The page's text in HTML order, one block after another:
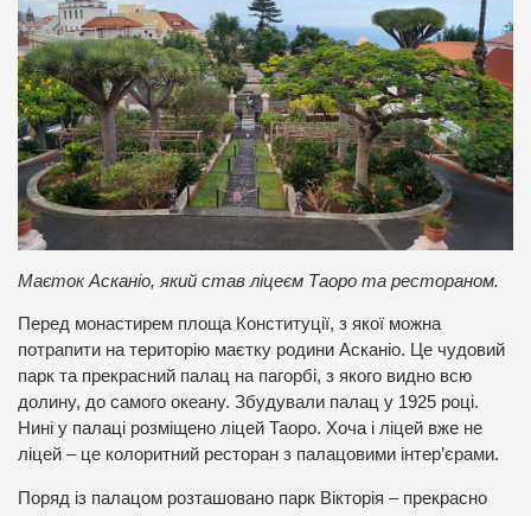
Маєток Асканіо, який став ліцеєм Таоро та рестораном.
Перед монастирем площа Конституції, з якої можна
потрапити на територію маєтку родини Асканіо. Це чудовий
парк та прекрасний палац на пагорбі, з якого видно всю
долину, до самого океану. Збудували палац у 1925 році.
Нині у палаці розміщено ліцей Таоро. Хоча і ліцей вже не
ліцей – це колоритний ресторан з палацовими інтер’єрами.
Поряд із палацом розташовано парк Вікторія – прекрасно